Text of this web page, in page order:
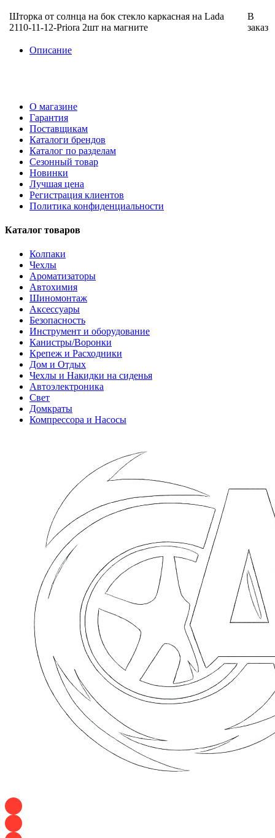
Шторка от солнца на бок стекло каркасная на Lada
2110-11-12-Priora 2шт на магните
В
заказ
Описание
О магазине
Гарантия
Поставщикам
Каталоги брендов
Каталог по разделам
Сезонный товар
Новинки
Лучшая цена
Регистрация клиентов
Политика конфиденциальности
Каталог товаров
Колпаки
Чехлы
Ароматизаторы
Автохимия
Шиномонтаж
Аксессуары
Безопасность
Инструмент и оборудование
Канистры/Воронки
Крепеж и Расходники
Дом и Отдых
Чехлы и Накидки на сиденья
Автоэлектроника
Свет
Домкраты
Компрессора и Насосы